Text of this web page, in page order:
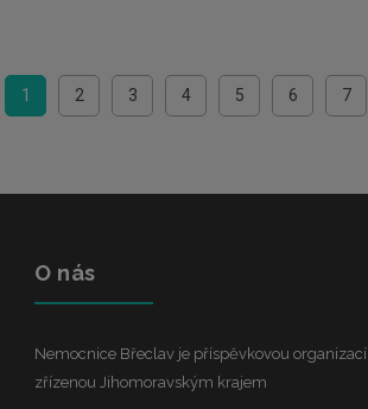
1 2 3 4 5 6 7
O nás
Nemocnice Břeclav je příspěvkovou organizací
zřízenou Jihomoravským krajem